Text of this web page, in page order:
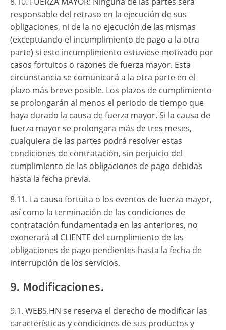
responsable del retraso en la ejecución de sus
obligaciones, ni de la no ejecución de las mismas
(exceptuando el incumplimiento de pago a la otra
parte) si este incumplimiento estuviese motivado por
casos fortuitos o razones de fuerza mayor. Esta
circunstancia se comunicará a la otra parte en el
plazo más breve posible. Los plazos de cumplimiento
se prolongarán al menos el periodo de tiempo que
haya durado la causa de fuerza mayor. Si la causa de
fuerza mayor se prolongara más de tres meses,
cualquiera de las partes podrá resolver estas
condiciones de contratación, sin perjuicio del
cumplimiento de las obligaciones de pago debidas
hasta la fecha previa.
8.11. La causa fortuita o los eventos de fuerza mayor,
así como la terminación de las condiciones de
contratación fundamentada en las anteriores, no
exonerará al CLIENTE del cumplimiento de las
obligaciones de pago pendientes hasta la fecha de
interrupción de los servicios.
9. Modificaciones.
9.1. WEBS.HN se reserva el derecho de modificar las
características y condiciones de sus productos y